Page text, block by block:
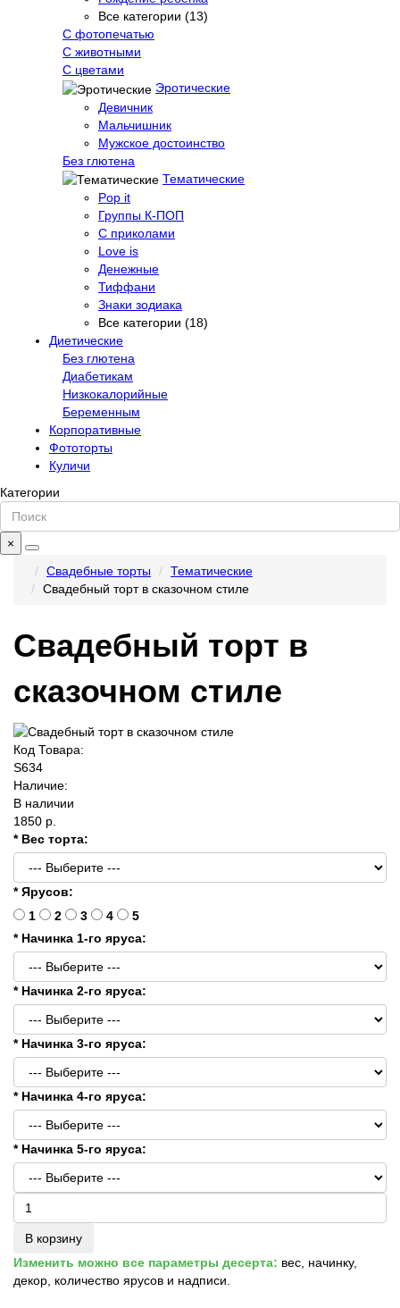
Все категории (13)
С фотопечатью
C животными
С цветами
Эротические
Девичник
Мальчишник
Мужское достоинство
Без глютена
Тематические
Pop it
Группы К-ПОП
С приколами
Love is
Денежные
Тиффани
Знаки зодиака
Все категории (18)
Диетические
Без глютена
Диабетикам
Низкокалорийные
Беременным
Корпоративные
Фототорты
Куличи
Категории
×
Свадебные торты
Тематические
Свадебный торт в сказочном стиле
Свадебный торт в
сказочном стиле
Код Товара:
S634
Наличие:
В наличии
1850 р.
* Вес торта:
* Ярусов:
1
2 3 4
5
* Начинка 1-го яруса:
* Начинка 2-го яруса:
* Начинка 3-го яруса:
* Начинка 4-го яруса:
* Начинка 5-го яруса:
В корзину
Изменить можно все параметры десерта: вес, начинку,
декор, количество ярусов и надписи.